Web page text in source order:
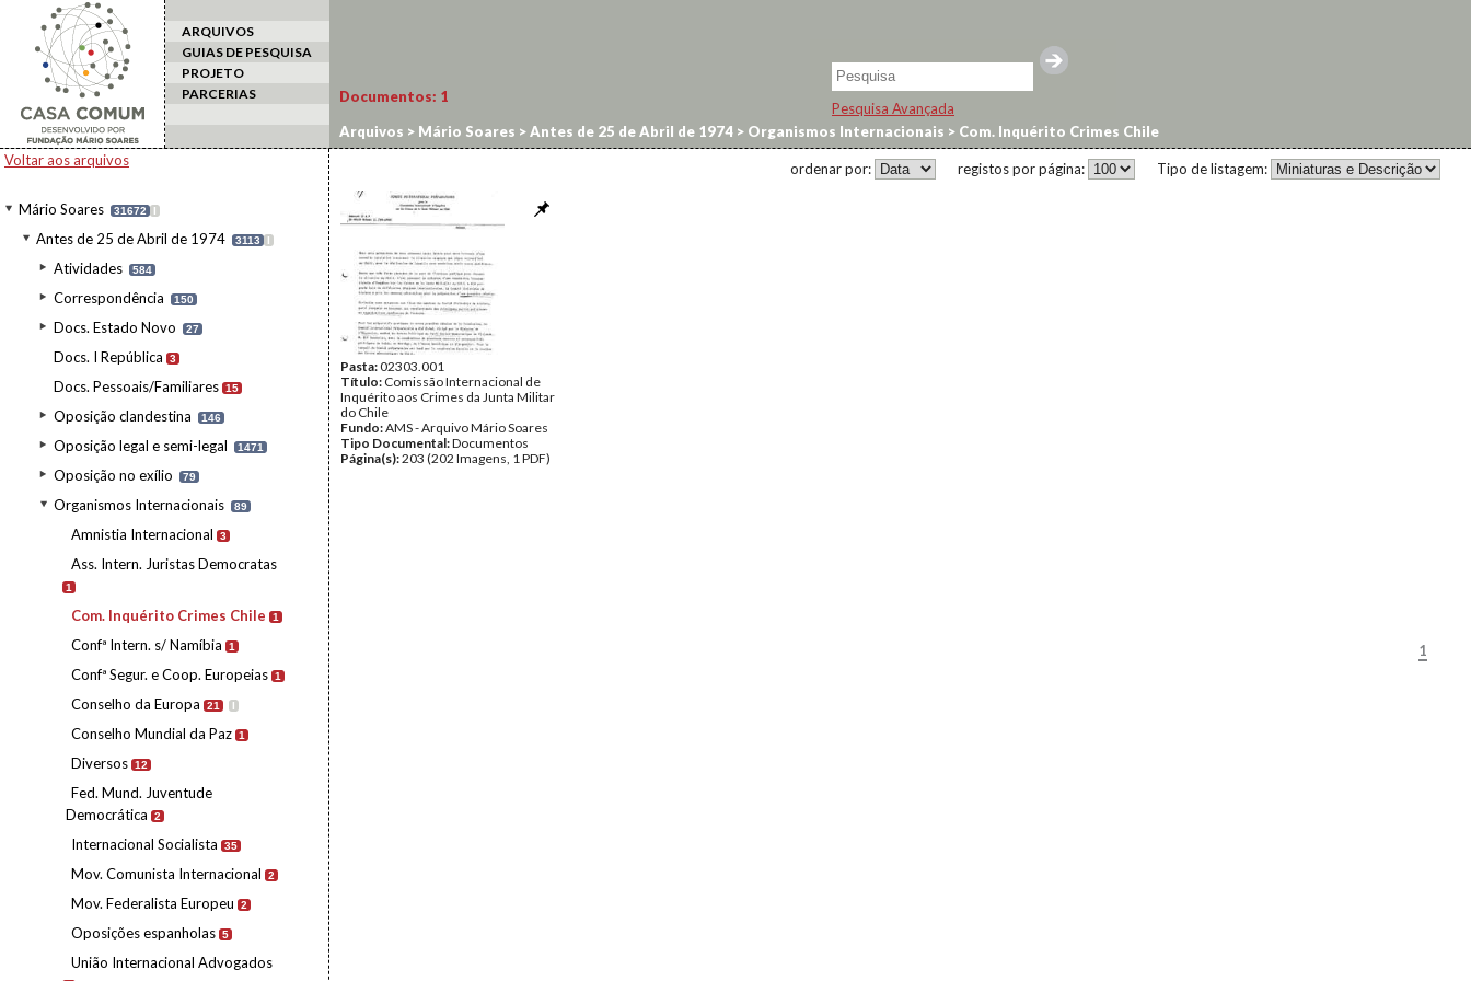
ARQUIVOS
GUIAS DE PESQUISA
PROJETO
PARCERIAS
Pesquisa Avançada
Voltar aos arquivos
Mário Soares 31672 I
Antes de 25 de Abril de 1974 3113 I
Atividades 584
Correspondência 150
Docs. Estado Novo 27
Docs. I República 3
Docs. Pessoais/Familiares 15
Oposição clandestina 146
Oposição legal e semi-legal 1471
Oposição no exílio 79
Organismos Internacionais 89
Amnistia Internacional 3
Ass. Intern. Juristas Democratas
1
Com. Inquérito Crimes Chile 1
Confª Intern. s/ Namíbia 1
Confª Segur. e Coop. Europeias 1
Conselho da Europa 21 I
Conselho Mundial da Paz 1
Diversos 12
Fed. Mund. Juventude
Democrática
2
Internacional Socialista 35
Mov. Comunista Internacional 2
Mov. Federalista Europeu 2
Oposições espanholas 5
União Internacional Advogados
Documentos: 1
Arquivos > Mário Soares >Antes de 25 de Abril de 1974 > Organismos Internacionais > Com. Inquérito Crimes Chile
Tipo de listagem:
registos por página:
ordenar por:
Pasta:02303.001
Título: Comissão Internacional de
Inquérito aos Crimes da Junta Militar
do Chile
Fundo:AMS - Arquivo Mário Soares
Tipo Documental:Documentos
Página(s):203 (202 Imagens, 1 PDF)
1